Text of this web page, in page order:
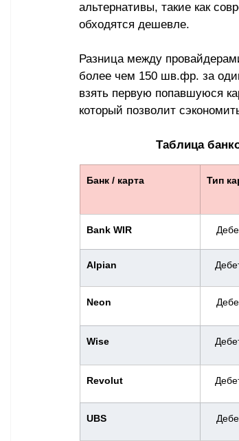
альтернативы, такие как
обходятся дешевле.
Разница между
более чем 150 шв.фр. за
взять первую попавшуюся
который позволит
Таблица
Банк / карта Тип
Bank WIR
Alpian
Neon
Wise
Revolut
UBS